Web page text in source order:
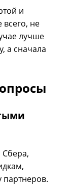
и
всего, не
лучше
а сначала
Сбера,